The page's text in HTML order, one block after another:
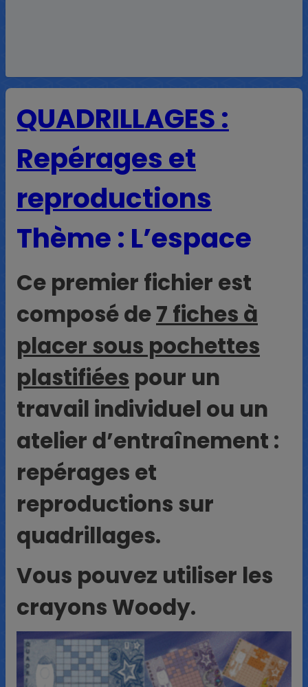
QUADRILLAGES :
Repérages et
reproductions
Thème : L’espace
Ce premier fichier est
composé de7 fiches à
placer sous pochettes
plastifiées pour un
travail individuel ou un
atelier d’entraînement :
repérages et
reproductions sur
quadrillages.
Vous pouvez utiliser les
crayons Woody.